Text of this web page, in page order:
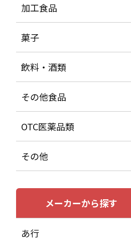
加工食品
菓子
飲料・酒類
その他食品
OTC医薬品類
その他
メーカーから探す
あ行